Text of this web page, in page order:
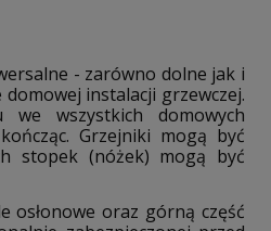
- zarówno dolne jak i
instalacji grzewczej.
wszystkich domowych
Grzejniki mogą być
stopek (nóżek) mogą być
osłonowe oraz górną część